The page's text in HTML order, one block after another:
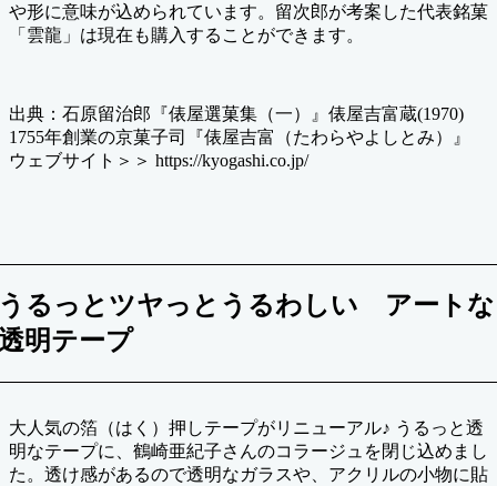
や形に意味が込められています。留次郎が考案した代表銘菓
「雲龍」は現在も購入することができます。
出典：石原留治郎『俵屋選菓集（一）』俵屋吉富蔵(1970)
1755年創業の京菓子司『俵屋吉富（たわらやよしとみ）』
ウェブサイト＞＞ https://kyogashi.co.jp/
るっとツヤっとうるわしい アートな
明テープ
大人気の箔（はく）押しテープがリニューアル♪ うるっと透
明なテープに、鶴崎亜紀子さんのコラージュを閉じ込めまし
た。透け感があるので透明なガラスや、アクリルの小物に貼